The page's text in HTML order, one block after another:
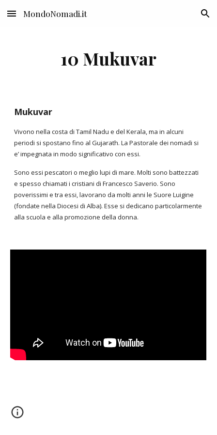
Skip to main content Skip to navigation
MondoNomadi.it
10 Mukuvar
Mukuvar
Vivono nella costa di Tamil Nadu e del Kerala, ma in alcuni
periodi si spostano fino al Gujarath. La Pastorale dei nomadi si
e’ impegnata in modo significativo con essi.
Sono essi pescatori o meglio lupi di mare. Molti sono battezzati
e spesso chiamati i cristiani di Francesco Saverio. Sono
poverissimi e tra essi, lavorano da molti anni le Suore Luigine
(fondate nella Diocesi di Alba). Esse si dedicano particolarmente
alla scuola e alla promozione della donna.